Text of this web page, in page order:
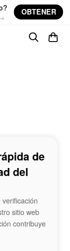
OBTENER
de
del
sitio web
contribuye